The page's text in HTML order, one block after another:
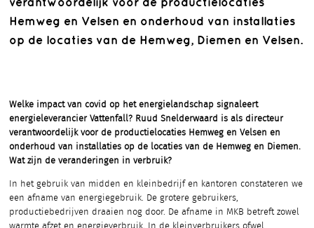
Hemweg en Velsen en onderhoud van installaties
op de locaties van de Hemweg, Diemen en Velsen.
Welke impact van covid op het energielandschap signaleert
energieleverancier Vattenfall? Ruud Snelderwaard is als directeur
verantwoordelijk voor de productielocaties Hemweg en Velsen en
onderhoud van installaties op de locaties van de Hemweg en Diemen.
Wat zijn de veranderingen in verbruik?
In het gebruik van midden en kleinbedrijf en kantoren constateren we
een afname van energiegebruik. De grotere gebruikers,
productiebedrijven draaien nog door. De afname in MKB betreft zowel